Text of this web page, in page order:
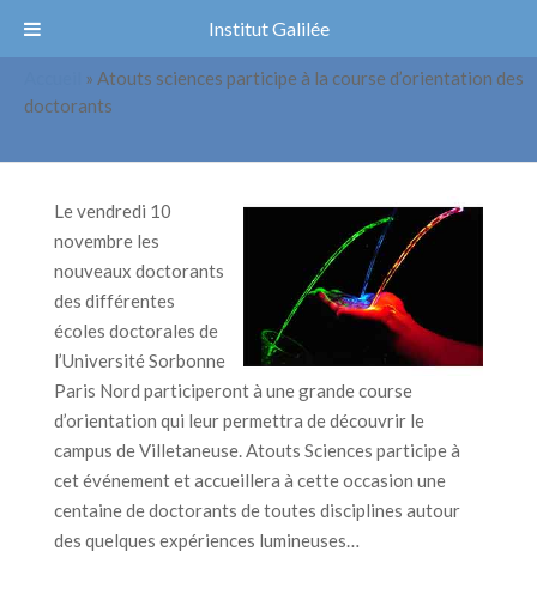
» Atouts sciences participe à la course d’orientation des
doctorants
Atouts sciences participe à la course
Le vendredi 10
novembre les
nouveaux doctorants
des différentes
écoles doctorales de
l’Université Sorbonne
Paris Nord participeront à une grande course
d’orientation qui leur permettra de découvrir le
campus de Villetaneuse. Atouts Sciences participe à
cet événement et accueillera à cette occasion une
centaine de doctorants de toutes disciplines autour
des quelques expériences lumineuses…
Institut Galilée